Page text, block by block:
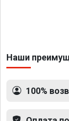
Наши
100%